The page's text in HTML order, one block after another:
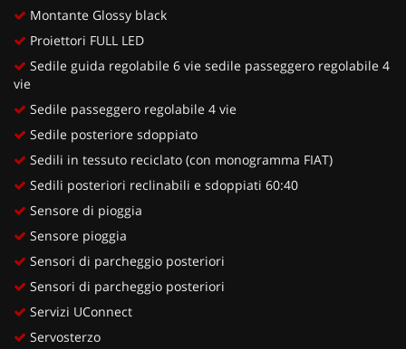
Montante Glossy black
Proiettori FULL LED
Sedile guida regolabile 6 vie sedile passeggero regolabile 4
vie
Sedile passeggero regolabile 4 vie
Sedile posteriore sdoppiato
Sedili in tessuto reciclato (con monogramma FIAT)
Sedili posteriori reclinabili e sdoppiati 60:40
Sensore di pioggia
Sensore pioggia
Sensori di parcheggio posteriori
Sensori di parcheggio posteriori
Servizi UConnect
Servosterzo